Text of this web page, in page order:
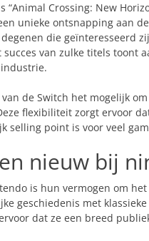
“Animal Crossing: New
unieke ontsnapping aan
die geïnteresseerd
van zulke titels toont
de Switch het mogelijk
flexibiliteit zorgt ervoor
selling point is voor veel
nieuw bij
is hun vermogen om
geschiedenis met
dat ze een breed